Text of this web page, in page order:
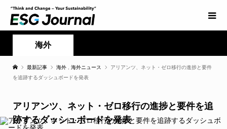
海外
最新記事 海外 海外ニュース
アリアンツ、ネット・ゼロ移行の進捗と要件
を追跡するダッシュボードを発表
アリアンツ、ネット・ゼロ移行の進捗と要件を追
跡するダッシュボードを発表